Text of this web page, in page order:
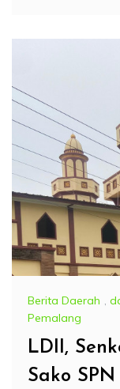
Berita Daerah ,
Pemalang
LDII,
Sako